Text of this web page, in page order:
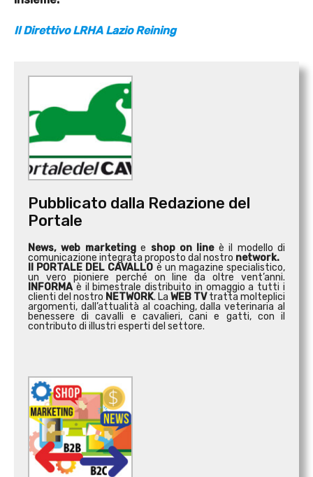
Il Direttivo LRHA Lazio Reining
Pubblicato dalla Redazione del
Portale
News, web marketinge shop on line è il modello di
comunicazione integrata proposto dal nostro network.
Il PORTALE DEL CAVALLO è un magazine specialistico,
un vero pioniere perché on line da oltre vent’anni.
INFORMA è il bimestrale distribuito in omaggio a tutti i
clienti del nostro NETWORK. La WEB TVtratta molteplici
argomenti, dall’attualità al coaching, dalla veterinaria al
benessere di cavalli e cavalieri, cani e gatti, con il
contributo di illustri esperti del settore.